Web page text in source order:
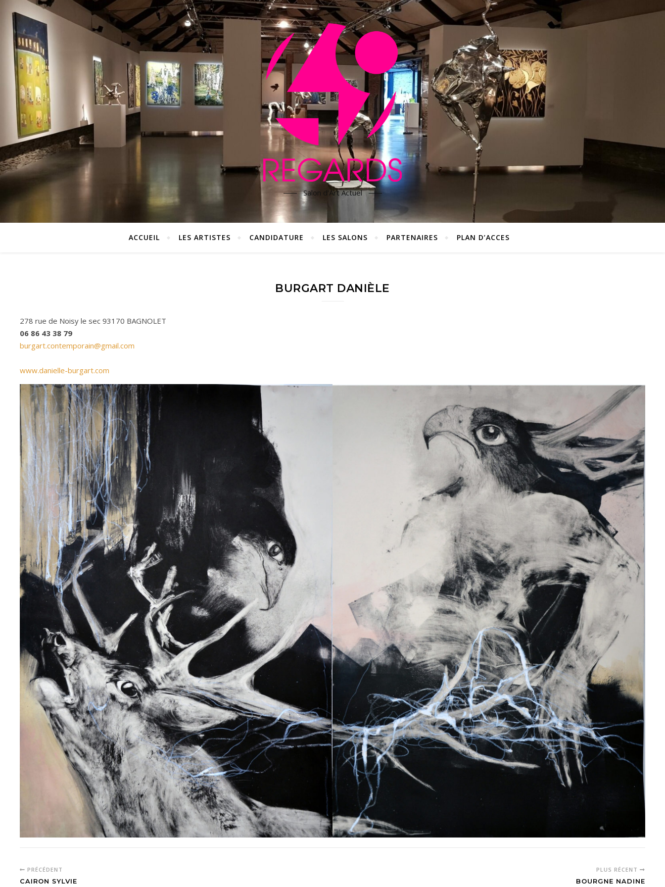
Salon d'Art Actuel
ACCUEIL LES ARTISTES CANDIDATURE LES SALONS PARTENAIRES PLAN D’ACCES
BURGART DANIÈLE
278 rue de Noisy le sec 93170 BAGNOLET
06 86 43 38 79
burgart.contemporain@gmail.com
www.danielle-burgart.com
PRÉCÉDENT
CAIRON SYLVIE
PLUS RÉCENT
BOURGNE NADINE